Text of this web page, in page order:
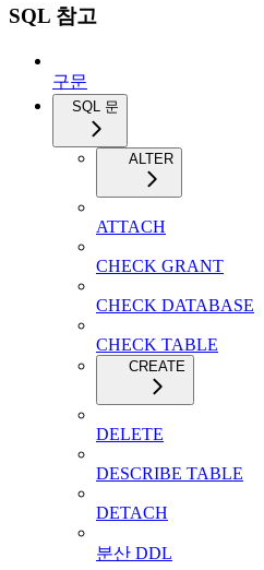
SQL 참고
구문
SQL 문
ALTER
ATTACH
CHECK GRANT
CHECK DATABASE
CHECK TABLE
CREATE
DELETE
DESCRIBE TABLE
DETACH
분산 DDL